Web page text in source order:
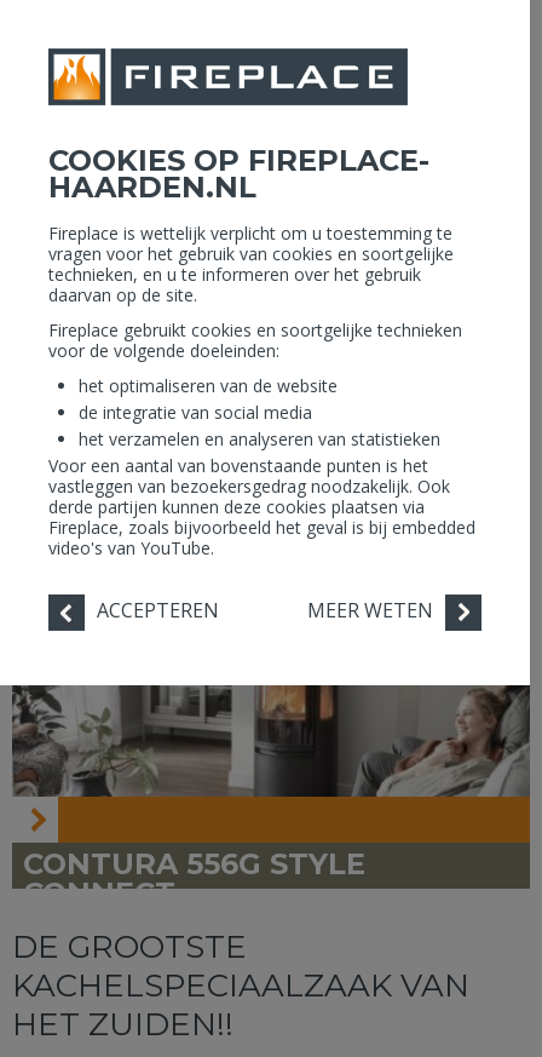
COOKIES OP FIREPLACE-
HAARDEN.NL
Fireplace is wettelijk verplicht om u toestemming te
vragen voor het gebruik van cookies en soortgelijke
technieken, en u te informeren over het gebruik
daarvan op de site.
Fireplace gebruikt cookies en soortgelijke technieken
voor de volgende doeleinden:
het optimaliseren van de website
de integratie van social media
het verzamelen en analyseren van statistieken
Voor een aantal van bovenstaande punten is het
vastleggen van bezoekersgedrag noodzakelijk. Ook
derde partijen kunnen deze cookies plaatsen via
Fireplace, zoals bijvoorbeeld het geval is bij embedded
video's van YouTube.
ACCEPTEREN MEER WETEN
tijdens de bouwvak vakantie zijn wij gesloten van 26-07 tot 16-08
Assortiment Collectie
MORSØ 3142
CONTURA 556G STYLE
CONNECT
DE GROOTSTE
KACHELSPECIAALZAAK VAN
HET ZUIDEN!!